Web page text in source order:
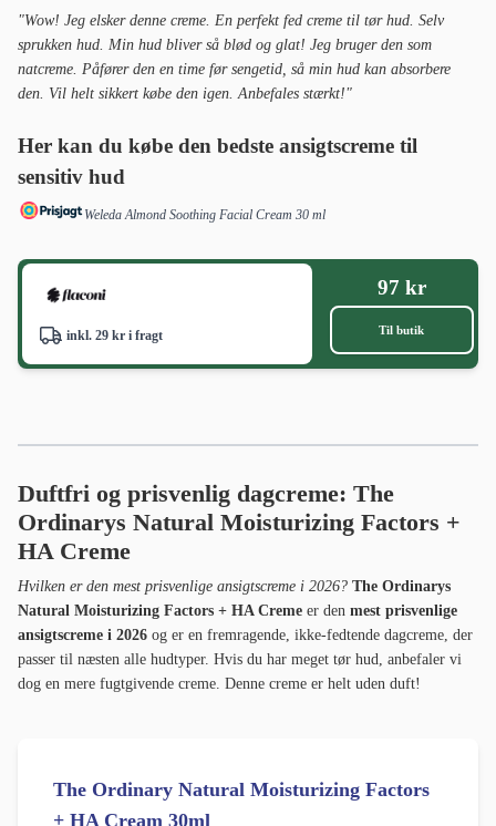
"Wow! Jeg elsker denne creme. En perfekt fed creme til tør hud. Selv
sprukken hud. Min hud bliver så blød og glat! Jeg bruger den som
natcreme. Påfører den en time før sengetid, så min hud kan absorbere
den. Vil helt sikkert købe den igen. Anbefales stærkt!"
Her kan du købe den bedste ansigtscreme til
sensitiv hud
Weleda Almond Soothing Facial Cream 30 ml
inkl. 29 kr i fragt
97 kr
Til butik
Duftfri og prisvenlig dagcreme: The
Ordinarys Natural Moisturizing Factors +
HA Creme
Hvilken er den mest prisvenlige ansigtscreme i 2026? The Ordinarys
Natural Moisturizing Factors + HA Creme er den mest prisvenlige
ansigtscreme i 2026 og er en fremragende, ikke-fedtende dagcreme, der
passer til næsten alle hudtyper. Hvis du har meget tør hud, anbefaler vi
dog en mere fugtgivende creme. Denne creme er helt uden duft!
The Ordinary Natural Moisturizing Factors
+ HA Cream 30ml